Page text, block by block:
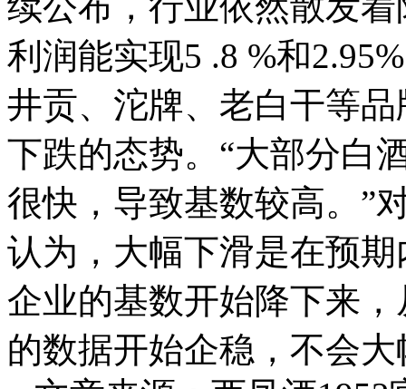
利润能实现5 .8 %和
井贡、沱牌、老白干等
下跌的态势。“大部分白
很快，导致基数较高。”
认为，大幅下滑是在预
企业的基数开始降下来
的数据开始企稳，不会